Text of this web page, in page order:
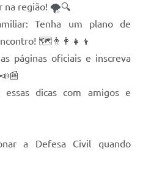
na região! 🌪️🔍
Tenha um plano de
🗺️👨‍👩‍👧‍👦
páginas oficiais e inscreva
essas dicas com amigos e
a Defesa Civil quando